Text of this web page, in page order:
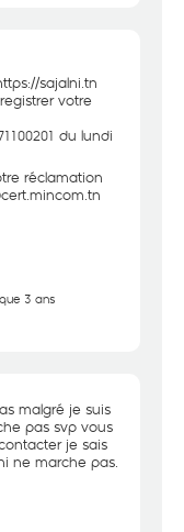
sajalni.tn
votre
du lundi
réclamation
3 ans
malgré je suis
pas svp vous
je sais
ne marche pas.